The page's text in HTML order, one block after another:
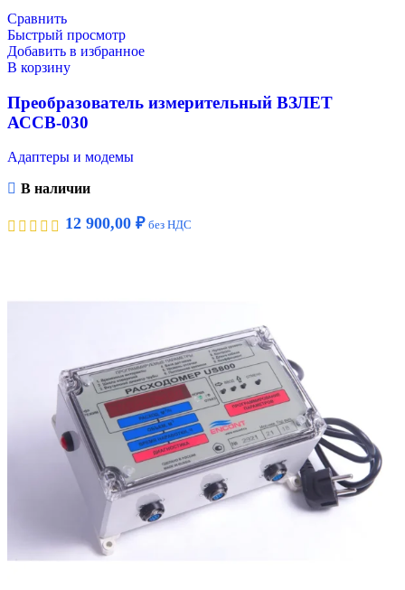
Сравнить
Быстрый просмотр
Добавить в избранное
В корзину
Преобразователь измерительный ВЗЛЕТ
АССВ-030
Адаптеры и модемы
В наличии
12 900,00 ₽ без НДС